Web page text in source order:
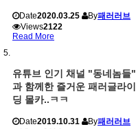
Date2020.03.25 By패러러브
Views2122
Read More
유튜브 인기 채널 "동네놈들"
과 함께한 즐거운 패러글라이
딩 몰카..ㅋㅋ
Date2019.10.31 By패러러브